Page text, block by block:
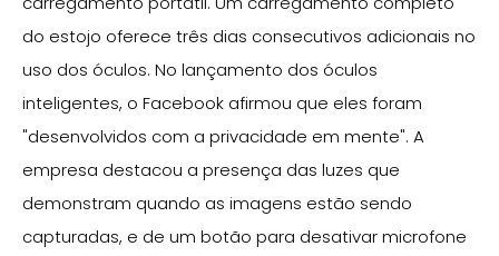
do estojo oferece três dias consecutivos adicionais no
uso dos óculos. No lançamento dos óculos
inteligentes, o Facebook afirmou que eles foram
"desenvolvidos com a privacidade em mente". A
empresa destacou a presença das luzes que
demonstram quando as imagens estão sendo
capturadas, e de um botão para desativar microfone